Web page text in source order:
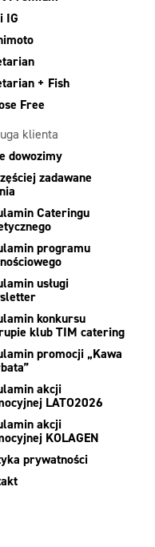
IG
+ Fish
Free
klienta
dowozimy
zadawane
Cateringu
programu
usługi
konkursu
klub TIM catering
promocji „Kawa
akcji
LATO2026
akcji
KOLAGEN
prywatności